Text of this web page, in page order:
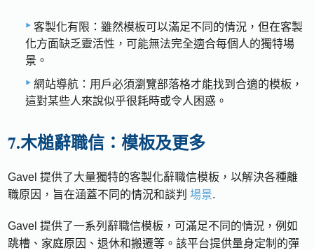
客製化有限：雖然模板可以滿足不同的情況，但在客製
化方面缺乏靈活性，可能無法完全適合每個人的獨特場
景。
網站導航：用戶必須瀏覽部落格才能找到合適的模板，
這對某些人來說似乎很耗時或令人困惑。
7.木槌辭職信：模板及更多
Gavel 提供了大量獨特的客製化辭職信模板，以解決各種離
職原因，旨在涵蓋不同的情況和談判場景.
Gavel 提供了一系列辭職信模板，可滿足不同的情況，例如
跳槽、家庭原因、退休和搬遷等。該平台提供量身定制的彈